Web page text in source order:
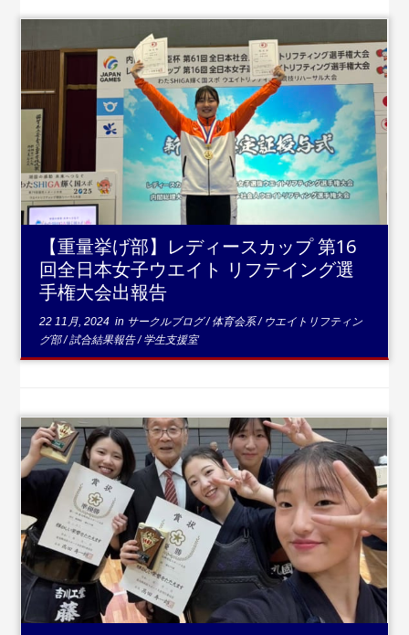
...続き
を読む
【重量挙げ部】レディースカップ 第16
回全日本女子ウエイト リフテイング選
手権大会出報告
22 11月, 2024 in サークルブログ/体育会系/ ウエイトリフティン
グ部/試合結果報告/学生支援室
...続き
を読む